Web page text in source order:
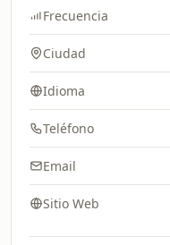
Frecuencia
Ciudad
Idioma
Teléfono
Email
Sitio Web